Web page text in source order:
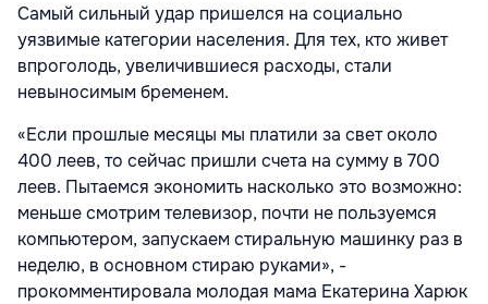
Самый сильный удар пришелся на социально
уязвимые категории населения. Для тех, кто живет
впроголодь, увеличившиеся расходы, стали
невыносимым бременем.
«Если прошлые месяцы мы платили за свет около
400 леев, то сейчас пришли счета на сумму в 700
леев. Пытаемся экономить насколько это возможно:
меньше смотрим телевизор, почти не пользуемся
компьютером, запускаем стиральную машинку раз в
неделю, в основном стираю руками», -
прокомментировала молодая мама Екатерина Харюк